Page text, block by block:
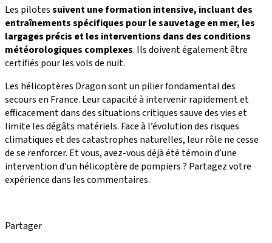
Les pilotessuivent une formation intensive, incluant des
entraînements spécifiques pour le sauvetage en mer, les
largages précis et les interventions dans des conditions
météorologiques complexes. Ils doivent également être
certifiés pour les vols de nuit.
Les hélicoptères Dragon sont un pilier fondamental des
secours en France. Leur capacité à intervenir rapidement et
efficacement dans des situations critiques sauve des vies et
limite les dégâts matériels. Face à l’évolution des risques
climatiques et des catastrophes naturelles, leur rôle ne cesse
de se renforcer. Et vous, avez-vous déjà été témoin d’une
intervention d’un hélicoptère de pompiers ? Partagez votre
expérience dans les commentaires.
Partager